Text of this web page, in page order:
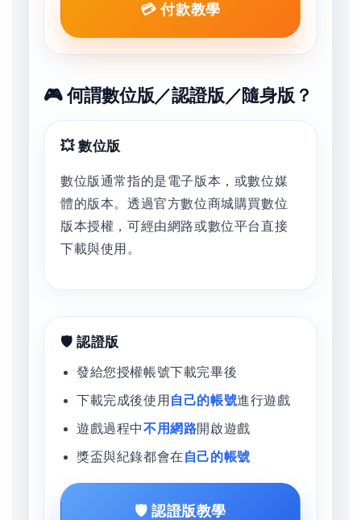
💳 付款教學
🎮 何謂數位版／認證版／隨身版？
💥 數位版
數位版通常指的是電子版本，或數位媒
體的版本。透過官方數位商城購買數位
版本授權，可經由網路或數位平台直接
下載與使用。
🛡️ 認證版
發給您授權帳號下載完畢後
下載完成後使用 自己的帳號進行遊戲
遊戲過程中不用網路開啟遊戲
獎盃與紀錄都會在 自己的帳號
🛡️ 認證版教學